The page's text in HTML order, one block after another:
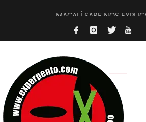
MAGALÍ SARE NOS
«NO TENGO PUTOS
[LA BOLA NEGRA] DE JAVIER
OSLO OVNIES LLEGAN
FÉLIX CALVO NOS PRESENTA